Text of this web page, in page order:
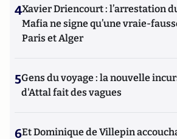
4Xavier Driencourt : l’arrestation
Mafia ne signe qu’une vraie-
Paris et Alger
5Gens du voyage : la nouvelle
d'Attal fait des vagues
6Et Dominique de Villepin